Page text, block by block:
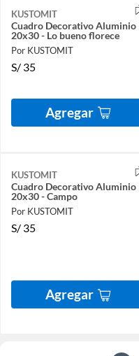
KUSTOMIT
Cuadro Decorativo Aluminio
20x30 - Lo bueno florece
Por KUSTOMIT
S/ 35
Agregar
KUSTOMIT
Cuadro Decorativo Aluminio
20x30 - Campo
Por KUSTOMIT
S/ 35
Agregar